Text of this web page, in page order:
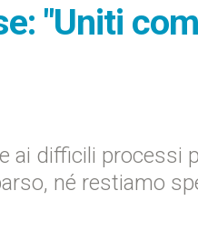
"Uniti
ai difficili processi
né restiamo